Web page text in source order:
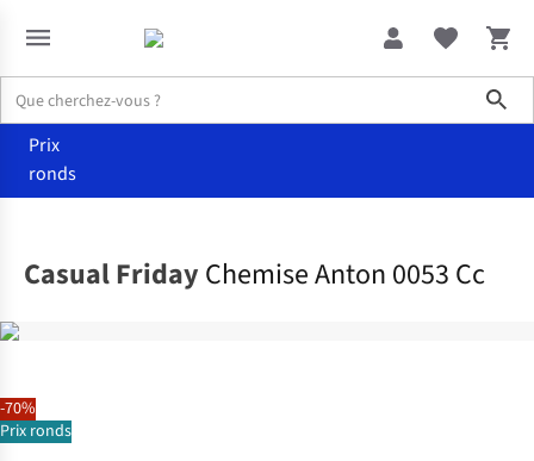
Prix
ronds
-70%
Prix ronds
Casual Friday Chemise Anton 0053 Cc